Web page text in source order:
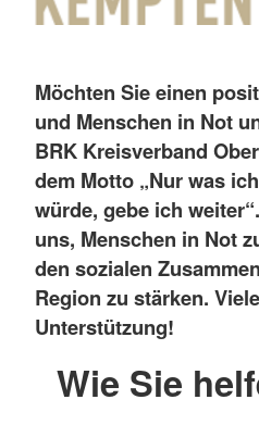
Möchten Sie einen
und Menschen in Not
BRK Kreisverband
dem Motto „Nur was
würde, gebe ich
uns, Menschen in Not
den sozialen
Region zu stärken.
Unterstützung!
Wie Sie